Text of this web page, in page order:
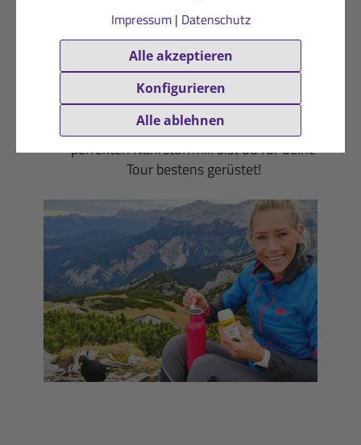
Impressum| Datenschutz
Alle akzeptieren
Konfigurieren
Alle ablehnen
Da Wasser allein nicht ausreicht, solltest du
sinnvoll zusammengesetztes
Mineralstoffpulver ergänzen. Als Kraftquelle
sind Kohlenhydrate die Nummer 1 – greife
bei Bedarf zu ausgewählten und gut
bekömmlichen Energieriegeln. Mit diesem
perfekten Nährstoffmix bist du für deine
Tour bestens gerüstet!